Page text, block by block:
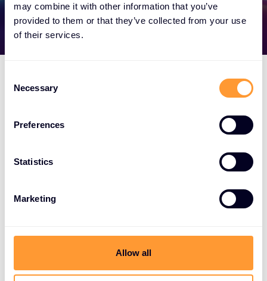
may combine it with other information that you’ve
provided to them or that they’ve collected from your use
of their services.
Necessary
Preferences
Statistics
Marketing
Allow all